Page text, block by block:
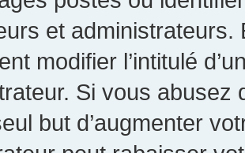
et
modifier l’intitulé
Si vous
but d’augmenter